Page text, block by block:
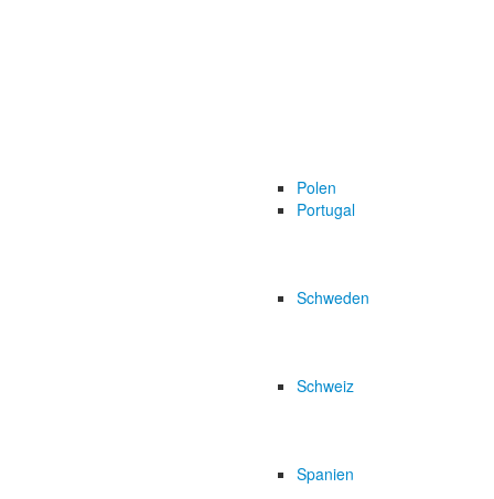
Polen
Portugal
Schweden
Schweiz
Spanien